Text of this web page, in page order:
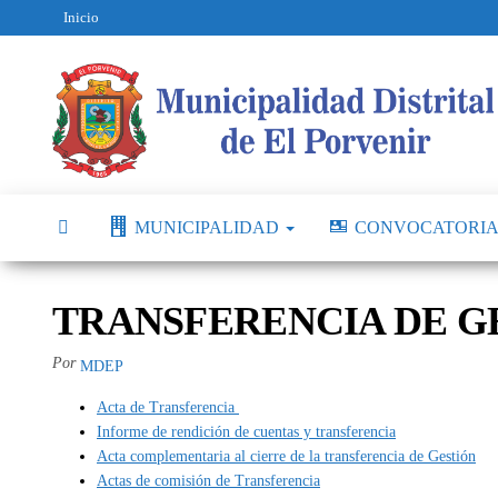
Inicio
MUNICIPALIDAD
TRANSFERENCIA DE
Por MDEP
Acta de Transferencia
Informe de rendición de cuentas y transferencia
Acta complementaria al cierre de la transferencia de Gestión
Actas de comisión de Transferencia